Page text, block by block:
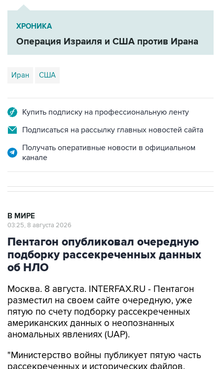
ХРОНИКА
Операция Израиля и США против Ирана
Иран США
Купить подписку на профессиональную ленту
Подписаться на рассылку главных новостей сайта
Получать оперативные новости в официальном
канале
В МИРЕ
03:25, 8 августа 2026
Пентагон опубликовал очередную
подборку рассекреченных данных
об НЛО
Москва. 8 августа. INTERFAX.RU - Пентагон
разместил на своем сайте очередную, уже
пятую по счету подборку рассекреченных
американских данных о неопознанных
аномальных явлениях (UAP).
"Министерство войны публикует пятую часть